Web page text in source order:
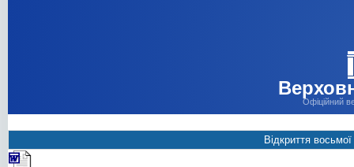
Офіційний
Відкриття